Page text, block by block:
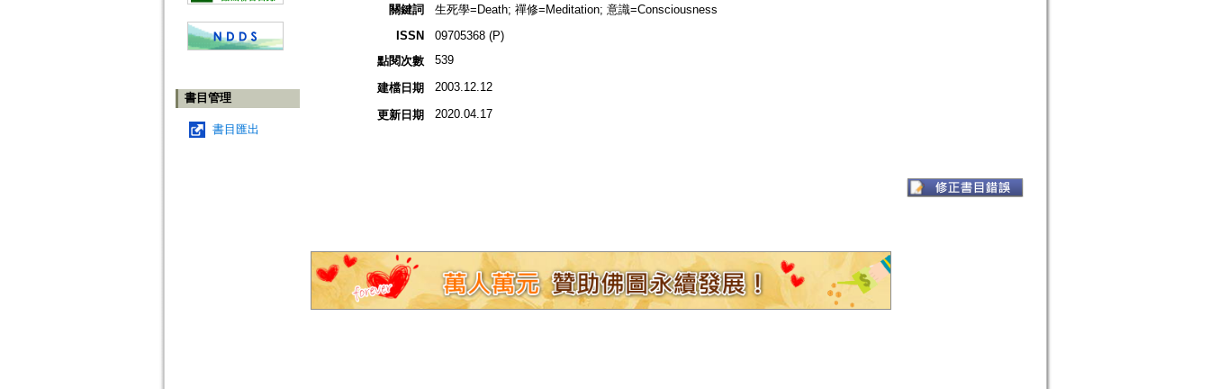
書目管理
書目匯出
關鍵詞
生死學=Death; 禪修=Meditation; 意識=Consciousness
ISSN
09705368 (P)
點閱次數
539
建檔日期 2003.12.12
更新日期 2020.04.17